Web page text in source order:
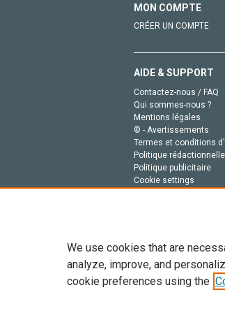
MON COMPTE
CRÉER UN COMPTE
AIDE & SUPPORT
Contactez-nous / FAQ
Qui sommes-nous ?
Mentions légales
© - Avertissements
Termes et conditions
Politique rédactionnelle
Politique publicitaire
Cookie settings
Tout le contenu de ce
de données, a la
We use cookies that are
analyze, improve, and
cookie preferences using the